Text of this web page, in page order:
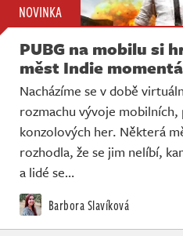
NOVINKA
PUBG na mobilu si
měst Indie
Nacházíme se v době
rozmachu vývoje mobilních,
konzolových her. Některá
rozhodla, že se jim nelíbí,
a lidé se…
Barbora Slavíková